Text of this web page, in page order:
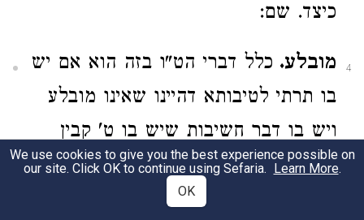
כיצד. שם:
4 מובלע. כלל דברי הט"ו בזה הוא אם יש
בו תרתי לטיבותא דהיינו שאינו מובלע
ויש בו דבר חשיבות שיש בו ט' קבין
שהוא שיעור שדה או שיש עליו רכב
דקלים שהוא ג"כ דבר חשיבות כמ"ש
We use cookies to give you the best experience possible on
our site. Click OK to continue using Sefaria. Learn More.
OK